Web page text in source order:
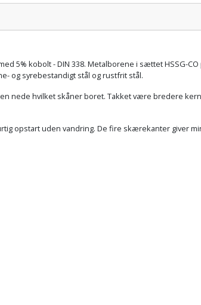
5% kobolt - DIN 338. Metalborene i sættetHSSG-
og syrebestandigt stål og rustfrit stål.
nede hvilket skåner boret. Takket være bredere
opstart uden vandring. De fire skærekanter giver